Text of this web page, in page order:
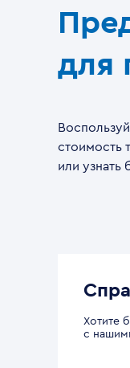
для
стоимость
или узнать
Хотите
с